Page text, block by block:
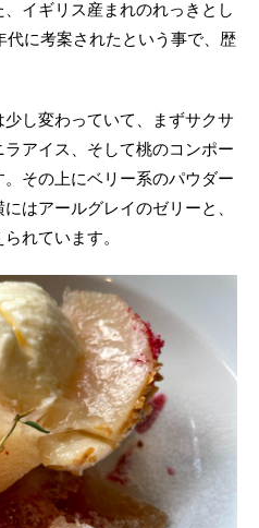
イギリス産まれのれっきとし
代に考案されたという事で、歴
し変わっていて、まずサクサ
アイス、そして桃のコンポー
。その上にベリー系のパウダー
はアールグレイのゼリーと、
れています。